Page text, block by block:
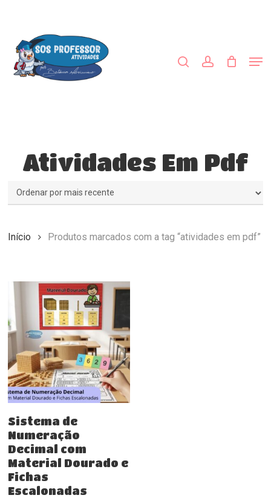
content
Atividades Em Pdf
Início Produtos marcados com a tag “atividades em pdf”
Comprar
Sistema de
Numeração
Decimal com
Material Dourado e
Fichas
Escalonadas